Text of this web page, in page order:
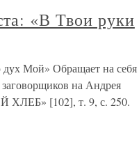
«В Твои руки
Мой» Обращает на себя
на Андрея
ХЛЕБ» [102], т. 9, с. 250.